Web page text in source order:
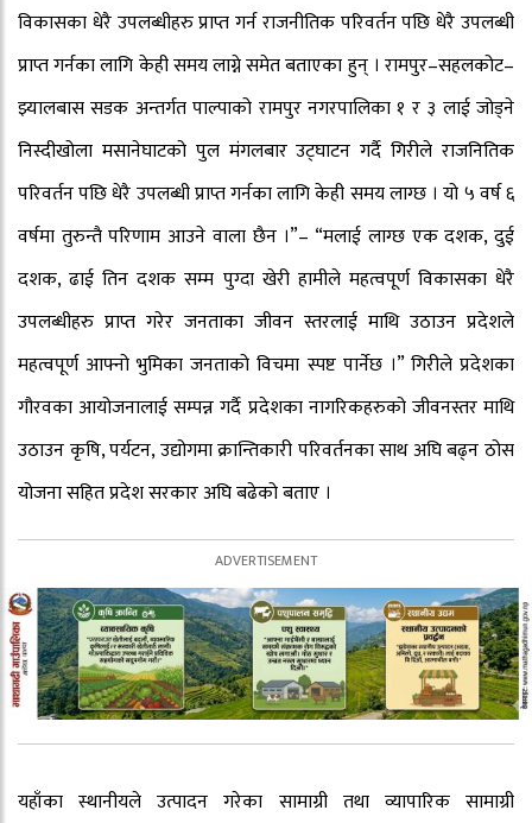
विकासका धेरै उपलब्धीहरु प्राप्त गर्न राजनीतिक परिवर्तन पछि धेरै उपलब्धी
प्राप्त गर्नका लागि केही समय लाग्ने समेत बताएका हुन् । रामपुर–सहलकोट–
झ्यालबास सडक अन्तर्गत पाल्पाको रामपुर नगरपालिका १ र ३ लाई जोड्ने
निस्दीखोला मसानेघाटको पुल मंगलबार उट्घाटन गर्दै गिरीले राजनितिक
परिवर्तन पछि धेरै उपलब्धी प्राप्त गर्नका लागि केही समय लाग्छ । यो ५ वर्ष ६
वर्षमा तुरुन्तै परिणाम आउने वाला छैन ।”– “मलाई लाग्छ एक दशक, दुई
दशक, ढाई तिन दशक सम्म पुग्दा खेरी हामीले महत्वपूर्ण विकासका धेरै
उपलब्धीहरु प्राप्त गरेर जनताका जीवन स्तरलाई माथि उठाउन प्रदेशले
महत्वपूर्ण आफ्नो भुमिका जनताको विचमा स्पष्ट पार्नेछ ।” गिरीले प्रदेशका
गौरवका आयोजनालाई सम्पन्न गर्दै प्रदेशका नागरिकहरुको जीवनस्तर माथि
उठाउन कृषि, पर्यटन, उद्योगमा क्रान्तिकारी परिवर्तनका साथ अघि बढ्न ठोस
योजना सहित प्रदेश सरकार अघि बढेको बताए ।
यहाँका स्थानीयले उत्पादन गरेका सामाग्री तथा व्यापारिक सामाग्री